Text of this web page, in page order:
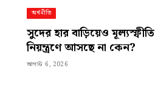
অর্থনীতি
সুদের হার বাড়িয়েও মূল্যস্ফীতি
নিয়ন্ত্রণে আসছে না কেন?
আগস্ট 6, 2026